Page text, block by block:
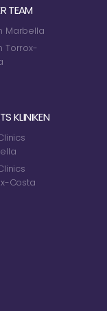
TEAM
Marbella
Torrox-
KLINIKEN
Costa